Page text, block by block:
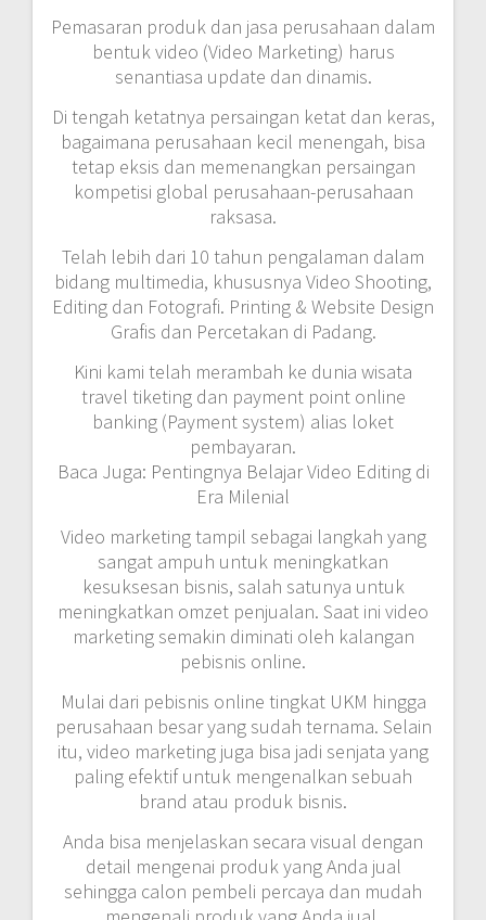
Pemasaran produk dan jasa perusahaan dalam
bentuk video (Video Marketing) harus
senantiasa update dan dinamis.
Di tengah ketatnya persaingan ketat dan keras,
bagaimana perusahaan kecil menengah, bisa
tetap eksis dan memenangkan persaingan
kompetisi global perusahaan-perusahaan
raksasa.
Telah lebih dari 10 tahun pengalaman dalam
bidang multimedia, khususnya Video Shooting,
Editing dan Fotografi. Printing & Website Design
Grafis dan Percetakan di Padang.
Kini kami telah merambah ke dunia wisata
travel tiketing dan payment point online
banking (Payment system) alias loket
pembayaran.
Baca Juga: Pentingnya Belajar Video Editing di
Era Milenial
Video marketing tampil sebagai langkah yang
sangat ampuh untuk meningkatkan
kesuksesan bisnis, salah satunya untuk
meningkatkan omzet penjualan. Saat ini video
marketing semakin diminati oleh kalangan
pebisnis online.
Mulai dari pebisnis online tingkat UKM hingga
perusahaan besar yang sudah ternama. Selain
itu, video marketing juga bisa jadi senjata yang
paling efektif untuk mengenalkan sebuah
brand atau produk bisnis.
Anda bisa menjelaskan secara visual dengan
detail mengenai produk yang Anda jual
sehingga calon pembeli percaya dan mudah